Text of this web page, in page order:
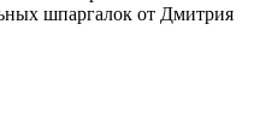
шпаргалок от Дмитрия